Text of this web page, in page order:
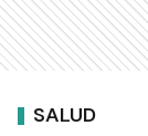
SALUD